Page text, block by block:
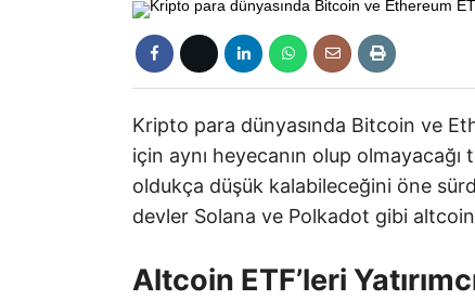
Kripto para dünyasında Bitcoin ve
için aynı heyecanın olup
oldukça düşük kalabileceğini öne
devler Solana ve Polkadot gibi
Altcoin ETF’leri